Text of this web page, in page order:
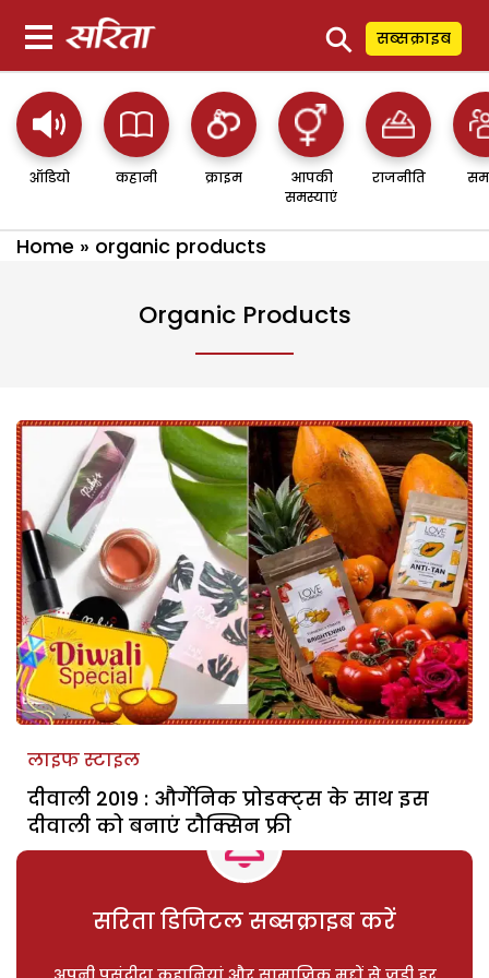
⚲ सब्सक्राइब
ऑडियो कहानी क्राइम
आपकी
समस्याएं
राजनीति
Home » organic products
Organic Products
लाइफ स्टाइल
दीवाली 2019 : और्गेनिक प्रोडक्ट्स के साथ इस
दीवाली को बनाएं टौक्सिन फ्री
सरिता डिजिटल सब्सक्राइब करें